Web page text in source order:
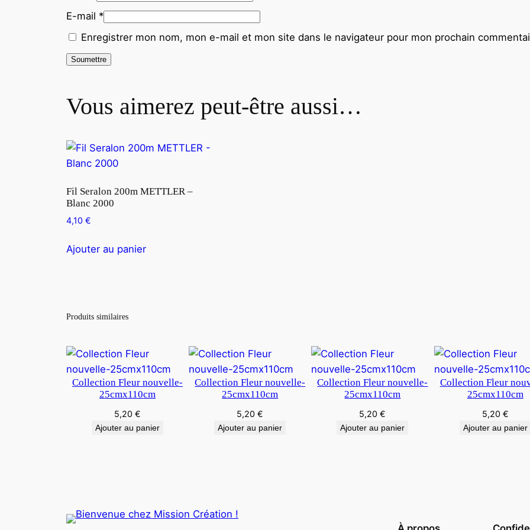
E-mail *
Enregistrer mon nom, mon e-mail et mon site dans le navigateur pour mon prochain
Vous aimerez peut-être aussi…
Fil Seralon 200m METTLER –
Blanc 2000
4,10 €
Ajouter au panier
Produits similaires
Collection Fleur nouvelle-
25cmx110cm
5,20€
Ajouter au panier
Collection Fleur nouvelle-
25cmx110cm
5,20€
Ajouter au panier
Collection Fleur nouvelle-
25cmx110cm
5,20€
Ajouter au panier
Collection Fleur
25cmx110cm
5,20 €
Ajouter au panier